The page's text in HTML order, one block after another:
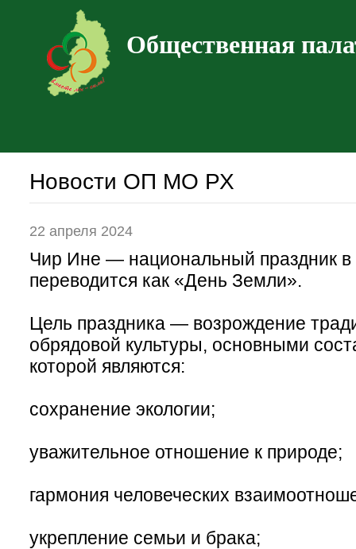
Общественная
Новости ОП МО РХ
22 апреля 2024
Чир Ине — национальный праздник в
переводится как «День Земли».
Цель праздника — возрождение
обрядовой культуры, основными
которой являются:
сохранение экологии;
уважительное отношение к природе;
гармония человеческих
укрепление семьи и брака;